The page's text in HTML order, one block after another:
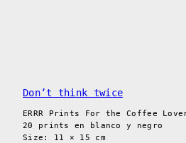
Don’t think twice
ERRR Prints For the Coffee
20 prints en blanco y negro
Size: 11 × 15 cm